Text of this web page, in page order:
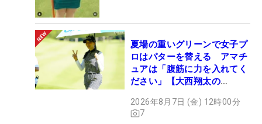
夏場の重いグリーンで女子プ
ロはパターを替える アマチ
ュアは「腹筋に力を入れてく
ださい」【大西翔太の
2026年8月7日 (金) 12時00分
7